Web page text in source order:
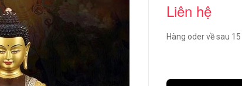
Liên hệ
Hàng oder về sau